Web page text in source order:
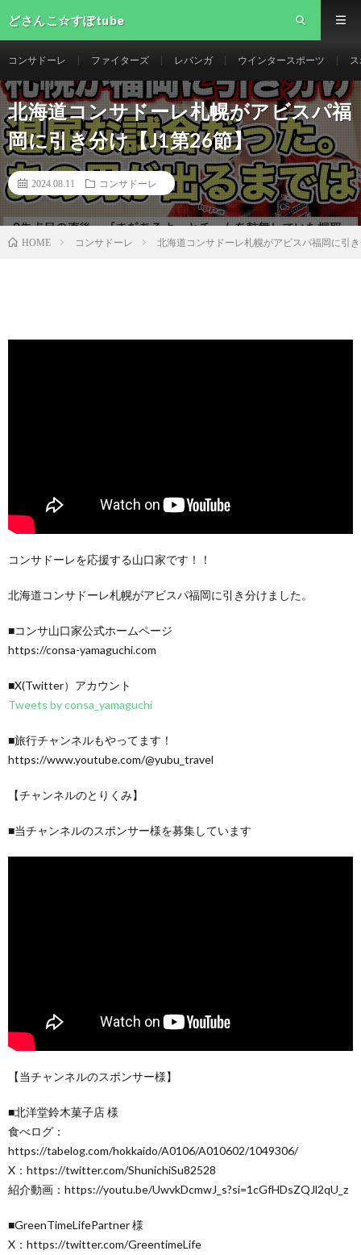
どさんこ☆すぽtube
コンサドーレ ファイターズ レバンガ ウインタースポーツ
北海道コンサドーレ札幌がアビスパ福
岡に引き分け【J1第26節】
2024.08.11 コンサドーレ
HOME コンサドーレ 北海道コンサドーレ札幌がアビスパ福岡に引
コンサドーレを応援する山口家です！！
北海道コンサドーレ札幌がアビスパ福岡に引き分けました。
■コンサ山口家公式ホームページ
https://consa-yamaguchi.com
■X(Twitter）アカウント
Tweets by consa_yamaguchi
■旅行チャンネルもやってます！
https://www.youtube.com/@yubu_travel
【チャンネルのとりくみ】
■当チャンネルのスポンサー様を募集しています
【当チャンネルのスポンサー様】
■北洋堂鈴木菓子店 様
食べログ：
https://tabelog.com/hokkaido/A0106/A010602/1049306/
X：https://twitter.com/ShunichiSu82528
紹介動画：https://youtu.be/UwvkDcmwJ_s?si=1cGfHDsZQJl2qU_z
■GreenTimeLifePartner 様
X：https://twitter.com/GreentimeLife